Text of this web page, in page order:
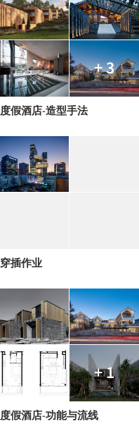
+ 3
度假酒店-造型手法
穿插作业
+ 1
度假酒店-功能与流线